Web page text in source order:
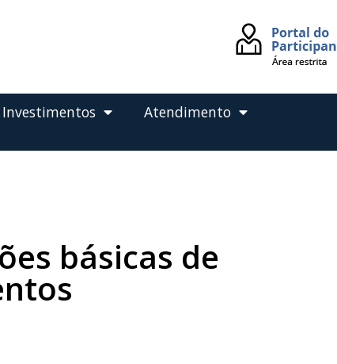
Investimentos Atendimento
básicas de